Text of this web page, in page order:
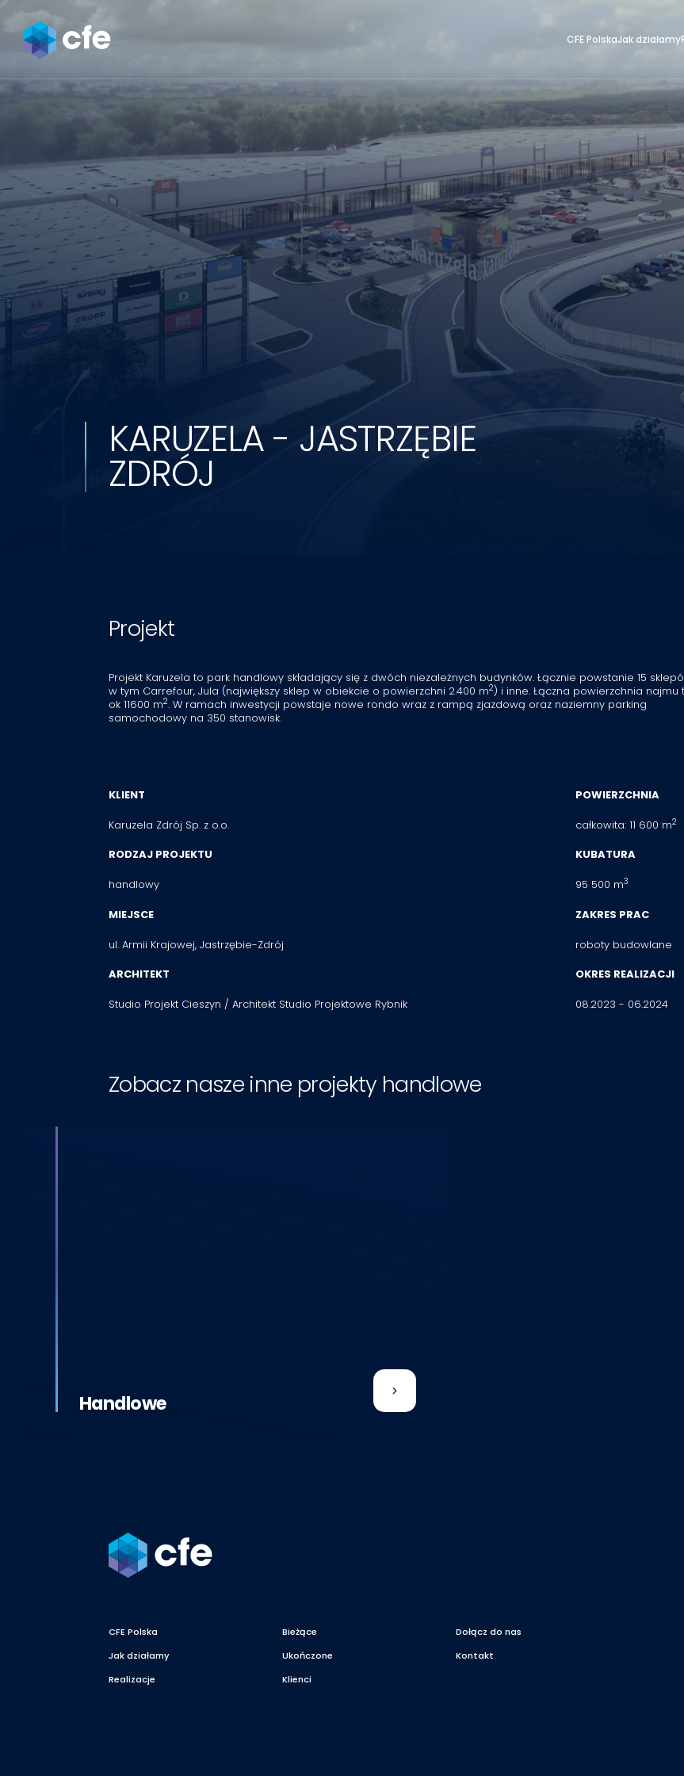
CFE PolskaJak działamy
KARUZELA - JASTRZĘBIE
ZDRÓJ
Projekt
Projekt Karuzela to park handlowy składający się z dwóch niezależnych budynków. Łącznie powstanie 15
w tym Carrefour, Jula (największy sklep w obiekcie o powierzchni 2.400 m2) i inne. Łączna powierzchnia najmu
ok 11600 m2. W ramach inwestycji powstaje nowe rondo wraz z rampą zjazdową oraz naziemny parking
samochodowy na 350 stanowisk.
KLIENT
Karuzela Zdrój Sp. z o.o.
RODZAJ PROJEKTU
handlowy
MIEJSCE
ul. Armii Krajowej, Jastrzębie-Zdrój
ARCHITEKT
Studio Projekt Cieszyn / Architekt Studio Projektowe Rybnik
POWIERZCHNIA
całkowita: 11 600 m2
KUBATURA
95 500 m3
ZAKRES PRAC
roboty budowlane
OKRES REALIZACJI
08.2023 - 06.2024
Zobacz nasze inne projekty handlowe
Handlowe
CFE Polska
Jak działamy
Realizacje
Bieżące
Ukończone
Klienci
Dołącz do nas
Kontakt